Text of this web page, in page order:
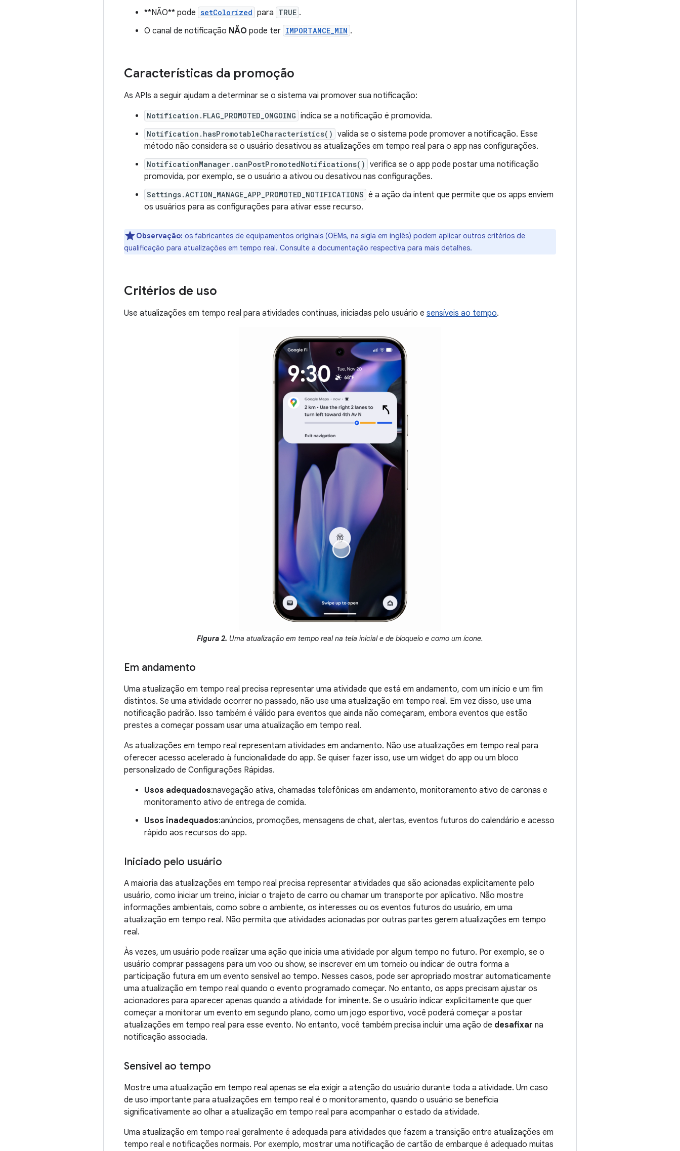
**NÃO** pode setColorized para TRUE .
O canal de notificação NÃO pode ter IMPORTANCE_MIN .
Características da promoção
As APIs a seguir ajudam a determinar se o sistema vai promover sua notificação:
Notification.FLAG_PROMOTED_ONGOING indica se a notificação é promovida.
Notification.hasPromotableCharacteristics() valida se o sistema pode promover a notificação. Esse
método não considera se o usuário desativou as atualizações em tempo real para o app nas configurações.
NotificationManager.canPostPromotedNotifications() verifica se o app pode postar uma notificação
promovida, por exemplo, se o usuário a ativou ou desativou nas configurações.
Settings.ACTION_MANAGE_APP_PROMOTED_NOTIFICATIONS é a ação da intent que permite que os apps enviem
os usuários para as configurações para ativar esse recurso.
Observação: os fabricantes de equipamentos originais (OEMs, na sigla em inglês) podem aplicar outros critérios de
qualificação para atualizações em tempo real. Consulte a documentação respectiva para mais detalhes.
Critérios de uso
Use atualizações em tempo real para atividades contínuas, iniciadas pelo usuário e sensíveis ao tempo.
Figura 2. Uma atualização em tempo real na tela inicial e de bloqueio e como um ícone.
Em andamento
Uma atualização em tempo real precisa representar uma atividade que está em andamento, com um início e um fim
distintos. Se uma atividade ocorrer no passado, não use uma atualização em tempo real. Em vez disso, use uma
notificação padrão. Isso também é válido para eventos que ainda não começaram, embora eventos que estão
prestes a começar possam usar uma atualização em tempo real.
As atualizações em tempo real representam atividades em andamento. Não use atualizações em tempo real para
oferecer acesso acelerado à funcionalidade do app. Se quiser fazer isso, use um widget do app ou um bloco
personalizado de Configurações Rápidas.
Usos adequados:navegação ativa, chamadas telefônicas em andamento, monitoramento ativo de caronas e
monitoramento ativo de entrega de comida.
Usos inadequados:anúncios, promoções, mensagens de chat, alertas, eventos futuros do calendário e acesso
rápido aos recursos do app.
Iniciado pelo usuário
A maioria das atualizações em tempo real precisa representar atividades que são acionadas explicitamente pelo
usuário, como iniciar um treino, iniciar o trajeto de carro ou chamar um transporte por aplicativo. Não mostre
informações ambientais, como sobre o ambiente, os interesses ou os eventos futuros do usuário, em uma
atualização em tempo real. Não permita que atividades acionadas por outras partes gerem atualizações em tempo
real.
Às vezes, um usuário pode realizar uma ação que inicia uma atividade por algum tempo no futuro. Por exemplo, se o
usuário comprar passagens para um voo ou show, se inscrever em um torneio ou indicar de outra forma a
participação futura em um evento sensível ao tempo. Nesses casos, pode ser apropriado mostrar automaticamente
uma atualização em tempo real quando o evento programado começar. No entanto, os apps precisam ajustar os
acionadores para aparecer apenas quando a atividade for iminente. Se o usuário indicar explicitamente que quer
começar a monitorar um evento em segundo plano, como um jogo esportivo, você poderá começar a postar
atualizações em tempo real para esse evento. No entanto, você também precisa incluir uma ação de desafixar na
notificação associada.
Sensível ao tempo
Mostre uma atualização em tempo real apenas se ela exigir a atenção do usuário durante toda a atividade. Um caso
de uso importante para atualizações em tempo real é o monitoramento, quando o usuário se beneficia
significativamente ao olhar a atualização em tempo real para acompanhar o estado da atividade.
Uma atualização em tempo real geralmente é adequada para atividades que fazem a transição entre atualizações em
tempo real e notificações normais. Por exemplo, mostrar uma notificação de cartão de embarque é adequado muitas